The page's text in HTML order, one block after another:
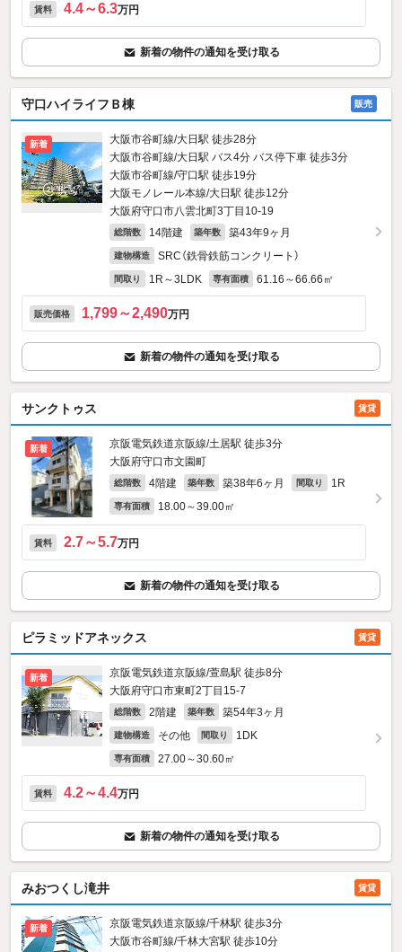
賃料 4.4～6.3万円
新着の物件の通知を受け取る
守口ハイライフＢ棟 販売
新着
大阪市谷町線/大日駅 徒歩28分
大阪市谷町線/大日駅 バス4分 バス停下車 徒歩3分
大阪市谷町線/守口駅 徒歩19分
大阪モノレール本線/大日駅 徒歩12分
大阪府守口市八雲北町3丁目10-19
総階数 14階建 築年数 築43年9ヶ月
建物構造 SRC（鉄骨鉄筋コンクリート）
間取り 1R～3LDK 専有面積 61.16～66.66㎡
販売価格 1,799～2,490万円
新着の物件の通知を受け取る
サンクトゥス 賃貸
新着
京阪電気鉄道京阪線/土居駅 徒歩3分
大阪府守口市文園町
総階数 4階建 築年数 築38年6ヶ月 間取り 1R
専有面積 18.00～39.00㎡
賃料 2.7～5.7万円
新着の物件の通知を受け取る
ピラミッドアネックス 賃貸
新着
京阪電気鉄道京阪線/萱島駅 徒歩8分
大阪府守口市東町2丁目15-7
総階数 2階建 築年数 築54年3ヶ月
建物構造 その他 間取り 1DK
専有面積 27.00～30.60㎡
賃料 4.2～4.4万円
新着の物件の通知を受け取る
みおつくし滝井 賃貸
新着
京阪電気鉄道京阪線/千林駅 徒歩3分
大阪市谷町線/千林大宮駅 徒歩10分